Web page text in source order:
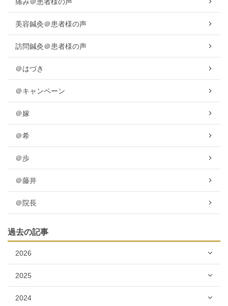
美容鍼灸＠患者様の声
訪問鍼灸＠患者様の声
＠はづき
＠キャンペーン
＠嫁
＠希
＠歩
＠藤井
＠院長
過去の記事
2026
2025
2024